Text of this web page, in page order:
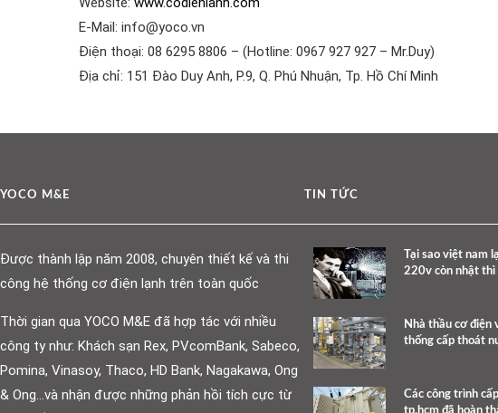
E-Mail: info@yoco.vn
Điện thoại: 08 6295 8806 – (Hotline: 0967 927 927 – Mr.Duy)
Địa chỉ: 151 Đào Duy Anh, P.9, Q. Phú Nhuận, Tp. Hồ Chí Minh
YOCO M&E
Được thành lập năm 2008, chuyên thiết kế và thi
công hệ thống cơ điện lạnh trên toàn quốc
Thời gian qua YOCO M&E đã hợp tác với nhiều
công ty như: Khách sạn Rex, PVcomBank, Sabeco,
Pomina, Vinasoy, Thaco, HD Bank, Nagakawa, Ong
& Ong…và nhận được những phản hồi tích cực từ
TIN TỨC
Tại sao việt nam
220v còn nhật thì
Nhà thầu cơ điện
thống cấp thoát
Các công trình
tp.hcm đã hoàn